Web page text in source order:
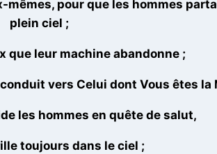
pour que les hommes
plein ciel ;
que leur machine abandonne ;
vers Celui dont Vous êtes la
les hommes en quête de salut,
toujours dans le ciel ;